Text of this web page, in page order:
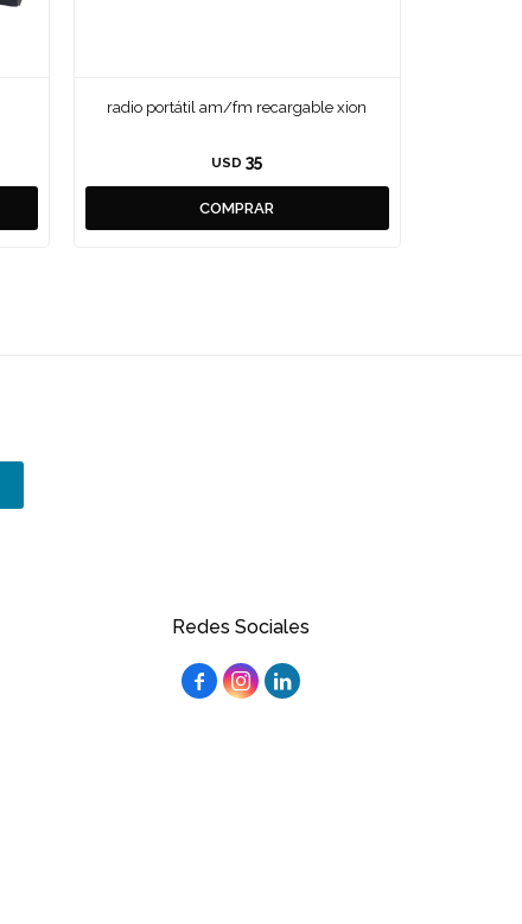
radio portátil am/fm recargable xion
USD 35
Redes Sociales
  